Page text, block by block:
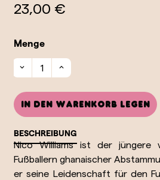
23,00 €
Menge
In den Warenkorb legen
BESCHREIBUNG
Nico Williams ist der jüngere
Fußballern ghanaischer
er seine Leidenschaft für den